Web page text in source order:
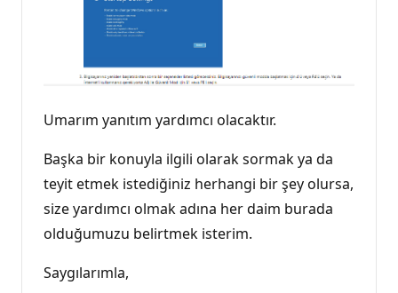
Umarım yanıtım yardımcı olacaktır.
Başka bir konuyla ilgili olarak sormak ya da
teyit etmek istediğiniz herhangi bir şey olursa,
size yardımcı olmak adına her daim burada
olduğumuzu belirtmek isterim.
Saygılarımla,